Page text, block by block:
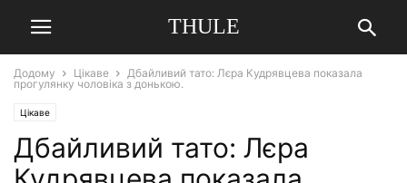
THULE
Додому Цікаве
Дбайливий тато: Лєра Кудрявцева показала
прогулянку чоловіка з донькою.
Цікаве
Дбайливий тато: Лєра